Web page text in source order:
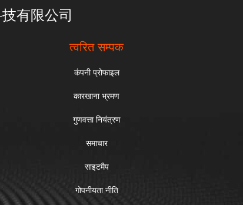
有限公司
त्वरित सम्पक
कंपनी प्रोफाइल
कारखाना भ्रमण
गुणवत्ता नियंत्रण
समाचार
साइटमैप
गोपनीयता नीति